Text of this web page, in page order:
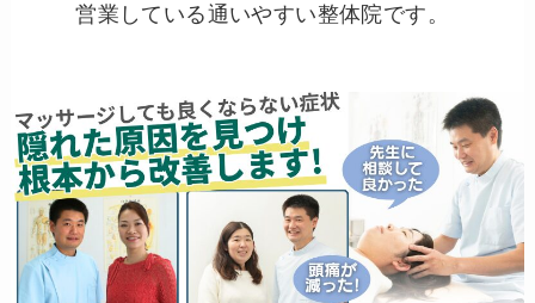
営業している通いやすい整体院です。